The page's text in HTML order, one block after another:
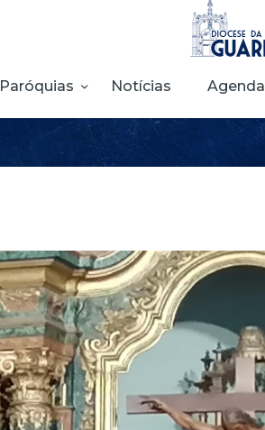
Paróquias Notícias Agenda
PARÓQUIAS
MULTIMÉDIA
SENTIR COM A
IGREJA
CONTACTOS